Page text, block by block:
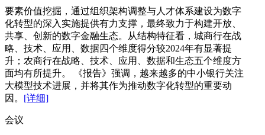
要素价值挖掘，通过组织架构调整与人才体系建设为数字
化转型的深入实施提供有力支撑，最终致力于构建开放、
共享、创新的数字金融生态。从结构特征看，城商行在战
略、技术、应用、数据四个维度得分较2024年有显著提
升；农商行在战略、技术、应用、数据和生态五个维度方
面均有所提升。 《报告》强调，越来越多的中小银行关注
大模型技术进展，并将其作为推动数字化转型的重要动
因。 [详细]
会议